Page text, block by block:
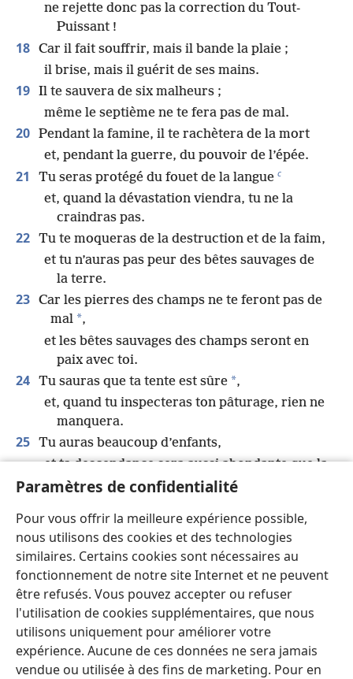
Paramètres de confidentialité
Pour vous offrir la meilleure expérience possible,
nous utilisons des cookies et des technologies
similaires. Certains cookies sont nécessaires au
fonctionnement de notre site Internet et ne peuvent
être refusés. Vous pouvez accepter ou refuser
l'utilisation de cookies supplémentaires, que nous
utilisons uniquement pour améliorer votre
expérience. Aucune de ces données ne sera jamais
vendue ou utilisée à des fins de marketing. Pour en
ne rejette donc pas la correction du Tout-
Puissant !
18 Car il fait souffrir, mais il bande la plaie ;
il brise, mais il guérit de ses mains.
19 Il te sauvera de six malheurs ;
même le septième ne te fera pas de mal.
20 Pendant la famine, il te rachètera de la mort
et, pendant la guerre, du pouvoir de l’épée.
21 Tu seras protégé du fouet de la langue c
et, quand la dévastation viendra, tu ne la
craindras pas.
22 Tu te moqueras de la destruction et de la faim,
et tu n’auras pas peur des bêtes sauvages de
la terre.
23 Car les pierres des champs ne te feront pas de
mal *,
et les bêtes sauvages des champs seront en
paix avec toi.
24 Tu sauras que ta tente est sûre *,
et, quand tu inspecteras ton pâturage, rien ne
manquera.
25 Tu auras beaucoup d’enfants,
et ta descendance sera aussi abondante que la
végétation de la terre.
robuste,
comme des gerbes de céréales qu’on récolte à
la saison voulue.
27
Vois ! Nous avons étudié cela, et c’est ainsi.
Écoute et accepte-le. »
Précédent Suivant